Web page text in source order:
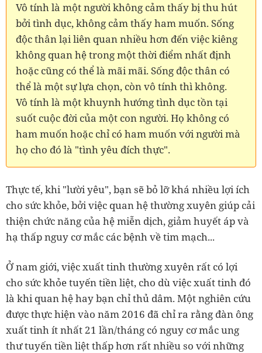
Vô tính là một người không cảm thấy bị thu hút
bởi tình dục, không cảm thấy ham muốn. Sống
độc thân lại liên quan nhiều hơn đến việc kiêng
không quan hệ trong một thời điểm nhất định
hoặc cũng có thể là mãi mãi. Sống độc thân có
thể là một sự lựa chọn, còn vô tính thì không.
Vô tính là một khuynh hướng tình dục tồn tại
suốt cuộc đời của một con người. Họ không có
ham muốn hoặc chỉ có ham muốn với người mà
họ cho đó là "tình yêu đích thực".
Thực tế, khi "lười yêu", bạn sẽ bỏ lỡ khá nhiều lợi ích
cho sức khỏe, bởi việc quan hệ thường xuyên giúp cải
thiện chức năng của hệ miễn dịch, giảm huyết áp và
hạ thấp nguy cơ mắc các bệnh về tim mạch...
Ở nam giới, việc xuất tinh thường xuyên rất có lợi
cho sức khỏe tuyến tiền liệt, cho dù việc xuất tinh đó
là khi quan hệ hay bạn chỉ thủ dâm. Một nghiên cứu
được thực hiện vào năm 2016 đã chỉ ra rằng đàn ông
xuất tinh ít nhất 21 lần/tháng có nguy cơ mắc ung
thư tuyến tiền liệt thấp hơn rất nhiều so với những